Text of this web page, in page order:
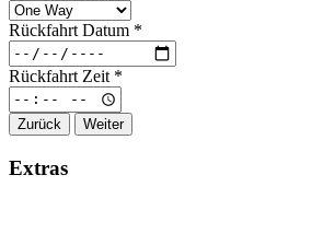
Rückfahrt Datum *
Rückfahrt Zeit *
Zurück Weiter
Extras